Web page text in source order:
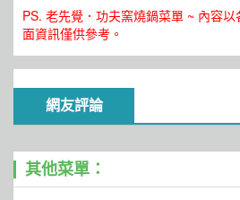
PS. 老先覺．功夫窯燒鍋菜單 ~ 內容
面資訊僅供參考。
網友評論
其他菜單：